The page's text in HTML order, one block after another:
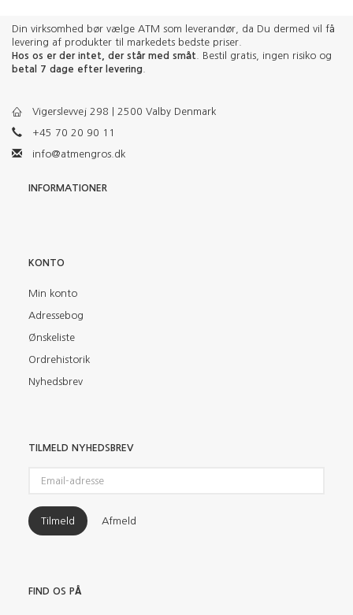
Din virksomhed bør vælge ATM som leverandør, da Du dermed vil få
levering af produkter til markedets bedste priser.
Hos os er der intet, der står med småt . Bestil gratis, ingen risiko og
betal 7 dage efter levering
Vigerslevvej 298 | 2500 Valby Denmark
+45 70 20 90 11
info@atmengros.dk
INFORMATIONER
KONTO
Min konto
Adressebog
Ønskeliste
Ordrehistorik
Nyhedsbrev
TILMELD NYHEDSBREV
adresse
Tilmeld Afmeld
FIND OS PÅ